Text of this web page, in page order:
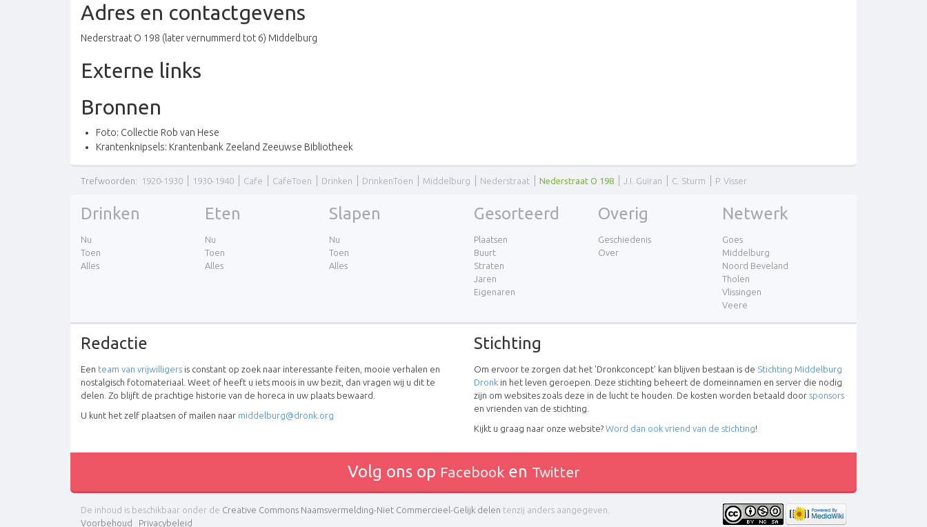
Adres en contactgevens
Nederstraat O 198 (later vernummerd tot 6) Middelburg
Externe links
Bronnen
Foto: Collectie Rob van Hese
Krantenknipsels: Krantenbank Zeeland Zeeuwse Bibliotheek
Trefwoorden: 1920-1930 1930-1940 Cafe CafeToen Drinken DrinkenToen Middelburg Nederstraat Nederstraat O 198 J.I. Guiran C. Sturm P. Visser
Drinken
Nu
Toen
Alles
Eten
Nu
Toen
Alles
Slapen
Nu
Toen
Alles
Gesorteerd
Plaatsen
Buurt
Straten
Jaren
Eigenaren
Overig
Geschiedenis
Over
Netwerk
Goes
Middelburg
Noord Beveland
Tholen
Vlissingen
Veere
Redactie
Een team van vrijwilligers is constant op zoek naar interessante feiten, mooie verhalen en
nostalgisch fotomateriaal. Weet of heeft u iets moois in uw bezit, dan vragen wij u dit te
delen. Zo blijft de prachtige historie van de horeca in uw plaats bewaard.
U kunt het zelf plaatsen of mailen naar middelburg@dronk.org
Stichting
Om ervoor te zorgen dat het 'Dronkconcept' kan blijven bestaan is de Stichting Middelburg
Dronk in het leven geroepen. Deze stichting beheert de domeinnamen en server die nodig
zijn om websites zoals deze in de lucht te houden. De kosten worden betaald door sponsors
en vrienden van de stichting.
Kijkt u graag naar onze website? Word dan ook vriend van de stichting!
Volg ons op Facebooken Twitter
De inhoud is beschikbaar onder de Creative Commons Naamsvermelding-Niet Commercieel-Gelijk delen tenzij anders aangegeven.
Voorbehoud
Privacybeleid